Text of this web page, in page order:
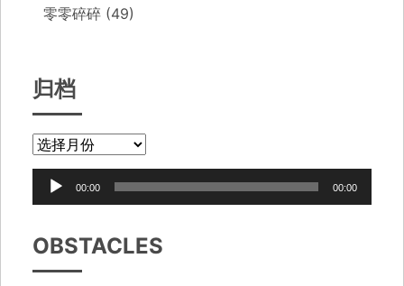
零零碎碎 (49)
归档
放
00:00 00:00
OBSTACLES